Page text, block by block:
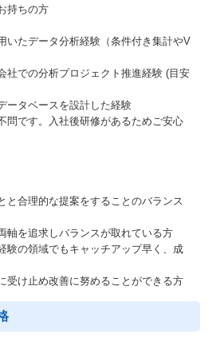
持ちの方
いたデータ分析経験（条件付き集計やV
社での分析プロジェクト推進経験 (目安
ータベースを設計した経験
問です。入社後研修があるためご安心
と合理的な提案をすることのバランス
軸を追求しバランスが取れている方
験の領域でもキャッチアップ早く、成
受け止め改善に努めることができる方